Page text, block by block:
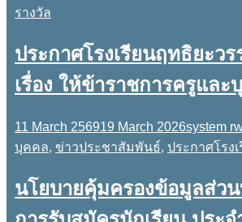
รางวัล
ประกาศโรงเรียนฤทธิยะว
เรื่อง ให้ข้าราชการครูและ
ทางการศึกษาปฏิบัติงาน ณ
(Work from Home)
11 March 256919 March 2026system
บุคคล, ข่าวประชาสัมพันธ์, ประกาศโรง
นโยบายคุ้มครองข้อมูลส่ว